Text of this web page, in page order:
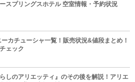
スプリングスホテル 空室情報・予約状況
ーカチューシャ一覧！販売状況&値段まとめ！
ェック
しのアリエッティ』のその後を解説！アリエ